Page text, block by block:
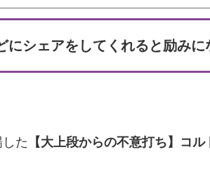
にシェアをしてくれると励みに
た 【大上段からの不意打ち】コル